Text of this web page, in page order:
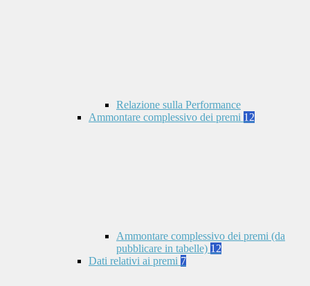
Relazione sulla Performance
Ammontare complessivo dei premi 12
Ammontare complessivo dei premi (da
pubblicare in tabelle) 12
Dati relativi ai premi 7